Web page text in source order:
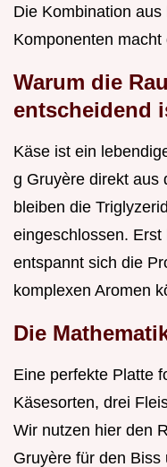
Die Kombination
Komponenten
Warum die
entscheidend
Käse ist ein
g Gruyère direkt aus
bleiben die
eingeschlossen.
entspannt sich die
komplexen Aromen
Die
Eine perfekte Platte
Käsesorten, drei
Wir nutzen hier den
Gruyère für den